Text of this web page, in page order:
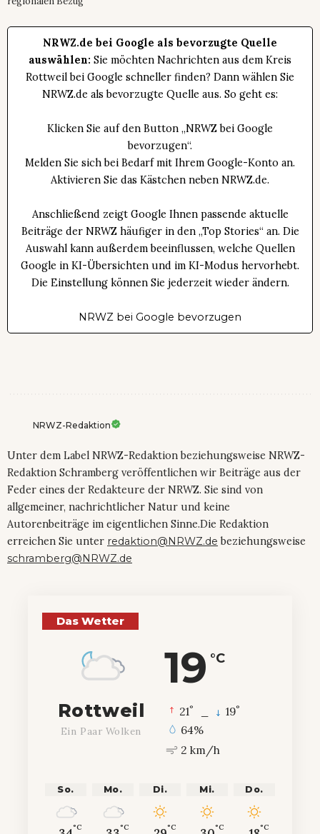
NRWZ.de bei Google als bevorzugte Quelle
auswählen: Sie möchten Nachrichten aus dem Kreis
Rottweil bei Google schneller finden? Dann wählen Sie
NRWZ.de als bevorzugte Quelle aus. So geht es:
Klicken Sie auf den Button „NRWZ bei Google
bevorzugen“.
Melden Sie sich bei Bedarf mit Ihrem Google-Konto an.
Aktivieren Sie das Kästchen neben NRWZ.de.
Anschließend zeigt Google Ihnen passende aktuelle
Beiträge der NRWZ häufiger in den „Top Stories“ an. Die
Auswahl kann außerdem beeinflussen, welche Quellen
Google in KI-Übersichten und im KI-Modus hervorhebt.
Die Einstellung können Sie jederzeit wieder ändern.
NRWZ bei Google bevorzugen
NRWZ-Redaktion
Unter dem Label NRWZ-Redaktion beziehungsweise NRWZ-
Redaktion Schramberg veröffentlichen wir Beiträge aus der
Feder eines der Redakteure der NRWZ. Sie sind von
allgemeiner, nachrichtlicher Natur und keine
Autorenbeiträge im eigentlichen Sinne.Die Redaktion
erreichen Sie unter redaktion@NRWZ.de beziehungsweise
schramberg@NRWZ.de
Das Wetter
19 °C
Rottweil
Ein Paar Wolken
21° 19°
64%
2 km/h
So.
°C
Mo.
°C
Di.
°C
Mi.
°C
Do.
°C